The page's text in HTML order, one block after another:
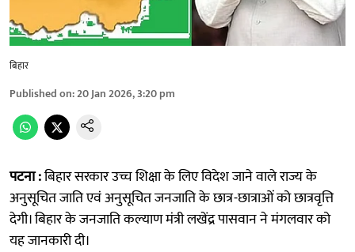
बिहार
Published on:20 Jan 2026, 3:20 pm
पटना :बिहार सरकार उच्च शिक्षा के लिए विदेश जाने वाले राज्य के
अनुसूचित जाति एवं अनुसूचित जनजाति के छात्र-छात्राओं को छात्रवृत्ति
देगी। बिहार के जनजाति कल्याण मंत्री लखेंद्र पासवान ने मंगलवार को
यह जानकारी दी।